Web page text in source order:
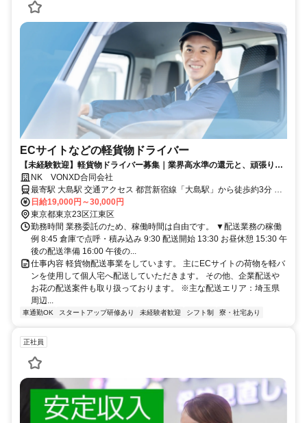
ECサイトなどの軽貨物ドライバー
【未経験歓迎】軽貨物ドライバー募集｜業界高水準の還元と、頑張りを
評価するインセンティブ制度あり！
NK VONXD合同会社
最寄駅 大島駅 交通アクセス 都営新宿線「大島駅」から徒歩約3分 ※
上記は事務所へのアクセスです。 ※実際の勤務地は埼玉県内物流倉
庫になります。
日給19,000円～30,000円
東京都東京23区江東区
勤務時間 業務委託のため、稼働時間は自由です。 ▼配送業務の稼働
例 8:45 倉庫で点呼・積み込み 9:30 配送開始 13:30 お昼休憩 15:30 午
後の配送準備 16:00 午後の...
仕事内容 軽貨物配送事業をしています。 主にECサイトの荷物を軽バ
ンを使用して個人宅へ配送していただきます。 その他、企業配送や
お花の配送案件も取り扱っております。 ※主な配送エリア：埼玉県
周辺...
車通勤OK スタートアップ研修あり 未経験者歓迎 シフト制 寮・社宅あり
正社員